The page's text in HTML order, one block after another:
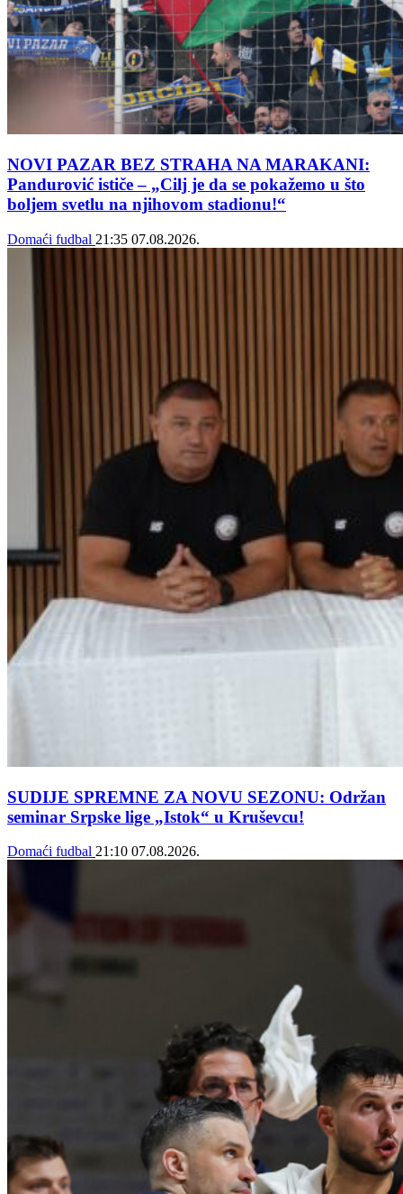
NOVI PAZAR BEZ STRAHA NA MARAKANI:
Pandurović ističe – „Cilj je da se pokažemo u što
boljem svetlu na njihovom stadionu!“
Domaći fudbal 21:35 07.08.2026.
SUDIJE SPREMNE ZA NOVU SEZONU: Održan
seminar Srpske lige „Istok“ u Kruševcu!
Domaći fudbal 21:10 07.08.2026.